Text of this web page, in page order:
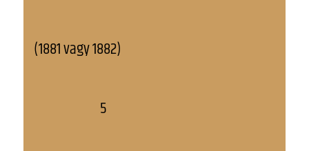
(1881 vagy 1882)
5